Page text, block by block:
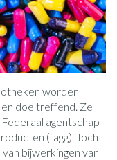
worden
doeltreffend. Ze
agentschap
(fagg). Toch
bijwerkingen van